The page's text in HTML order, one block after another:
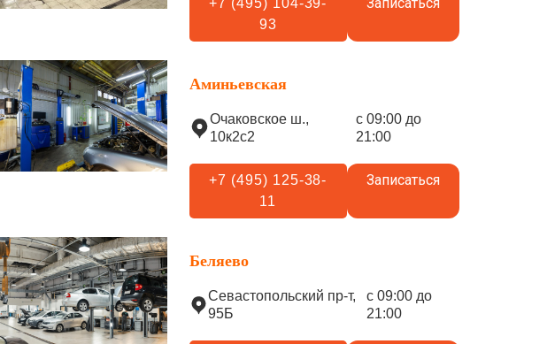
+7 (495) 104-39-
93
Аминьевская
Очаковское ш.,
10к2с2
с 09:00 до
21:00
+7 (495) 125-38-
11
Записаться
Беляево
Севастопольский пр-т,
95Б
с 09:00 до
21:00